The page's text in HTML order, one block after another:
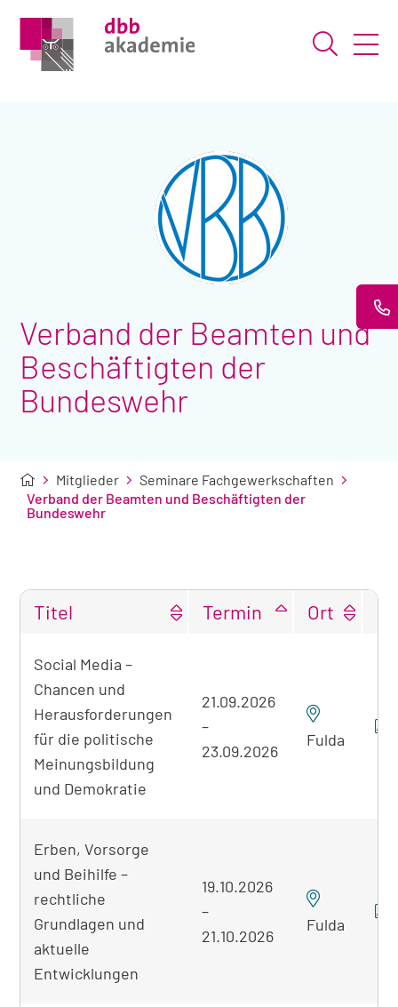
Suche
Verband der Beamten und
Beschäftigten der
Bundeswehr
Mitglieder
Seminare Fachgewerkschaften
Verband der Beamten und Beschäftigten der
Bundeswehr
Übersicht
der
gefundenen
Seminare
Titel Termin Ort
Social Media –
Chancen und
Herausforderungen
für die politische
Meinungsbildung
und Demokratie
21.09.2026
–
23.09.2026
Fulda
Erben, Vorsorge
und Beihilfe –
rechtliche
Grundlagen und
aktuelle
Entwicklungen
19.10.2026
–
21.10.2026
Fulda